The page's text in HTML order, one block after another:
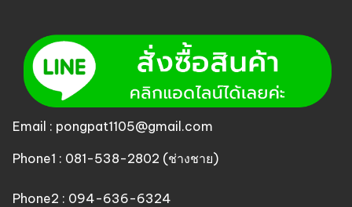
Email : pongpat1105@gmail.com
Phone1 : 081-538-2802 (ช่างชาย)
Phone2 : 094-636-6324